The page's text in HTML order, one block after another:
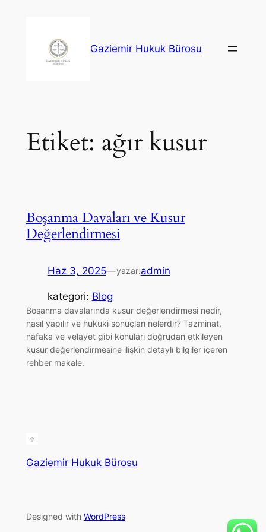
Gaziemir Hukuk Bürosu
Etiket: ağır kusur
Boşanma Davaları ve Kusur
Değerlendirmesi
Haz 3, 2025—yazar:admin
kategori: Blog
Boşanma davalarında kusur değerlendirmesi nedir,
nasıl yapılır ve hukuki sonuçları nelerdir? Tazminat,
nafaka ve velayet gibi konuları doğrudan etkileyen
kusur değerlendirmesine ilişkin detaylı bilgiler içeren
rehber makale.
Gaziemir Hukuk Bürosu
Designed with WordPress